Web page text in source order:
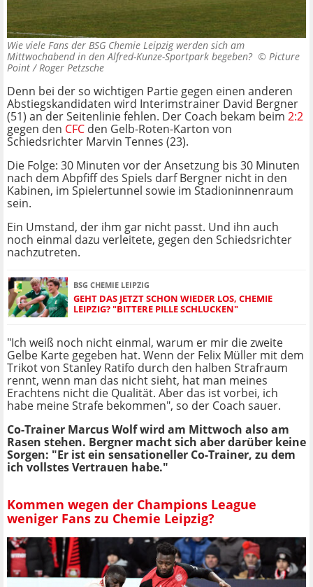
Wie viele Fans der BSG Chemie Leipzig werden sich am
Mittwochabend in den Alfred-Kunze-Sportpark begeben? © Picture
Point / Roger Petzsche
Denn bei der so wichtigen Partie gegen einen anderen
Abstiegskandidaten wird Interimstrainer David Bergner
(51) an der Seitenlinie fehlen. Der Coach bekam beim 2:2
gegen den CFC den Gelb-Roten-Karton von
Schiedsrichter Marvin Tennes (23).
Die Folge: 30 Minuten vor der Ansetzung bis 30 Minuten
nach dem Abpfiff des Spiels darf Bergner nicht in den
Kabinen, im Spielertunnel sowie im Stadioninnenraum
sein.
Ein Umstand, der ihm gar nicht passt. Und ihn auch
noch einmal dazu verleitete, gegen den Schiedsrichter
nachzutreten.
BSG CHEMIE LEIPZIG
GEHT DAS JETZT SCHON WIEDER LOS, CHEMIE
LEIPZIG? "BITTERE PILLE SCHLUCKEN"
"Ich weiß noch nicht einmal, warum er mir die zweite
Gelbe Karte gegeben hat. Wenn der Felix Müller mit dem
Trikot von Stanley Ratifo durch den halben Strafraum
rennt, wenn man das nicht sieht, hat man meines
Erachtens nicht die Qualität. Aber das ist vorbei, ich
habe meine Strafe bekommen", so der Coach sauer.
Co-Trainer Marcus Wolf wird am Mittwoch also am
Rasen stehen. Bergner macht sich aber darüber keine
Sorgen: "Er ist ein sensationeller Co-Trainer, zu dem
ich vollstes Vertrauen habe."
Kommen wegen der Champions League
weniger Fans zu Chemie Leipzig?